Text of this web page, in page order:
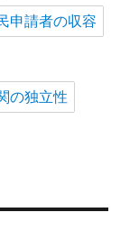
申請者の収容
の独立性